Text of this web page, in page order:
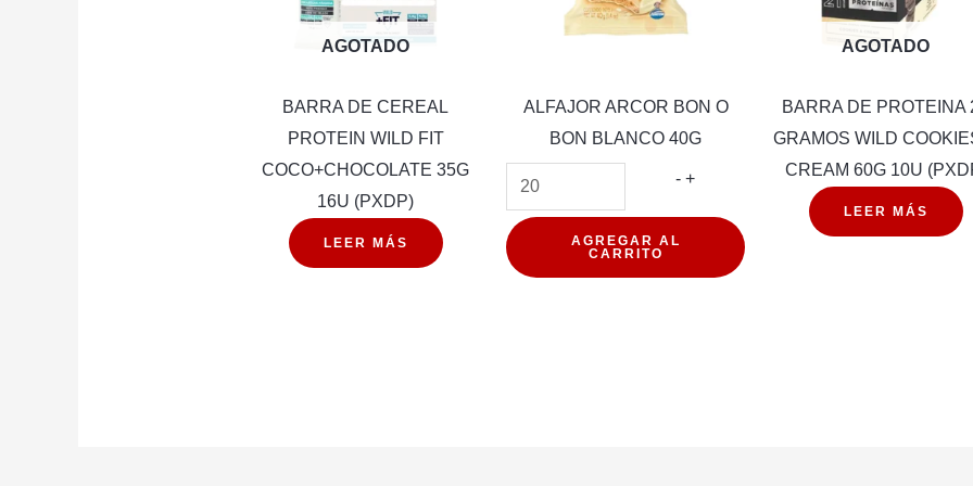
AGOTADO
BARRA DE CEREAL
PROTEIN WILD FIT
COCO+CHOCOLATE 35G
16U (PXDP)
LEER MÁS
ALFAJOR ARCOR BON O
BON BLANCO 40G
- ALFAJOR
+
AGREGAR AL
CARRITO
AGOTADO
BARRA DE PROTEINA
GRAMOS WILD
CREAM 60G 10U
LEER MÁS